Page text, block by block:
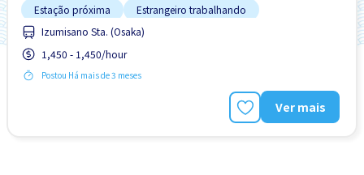
Estação próxima
Estrangeiro trabalhando
Pago diariamente
Preferência por Mulheres
Sem experiência OK
Izumisano Sta. (Osaka)
1,450 - 1,450/hour
Postou Há mais de 3 meses
Ver mais